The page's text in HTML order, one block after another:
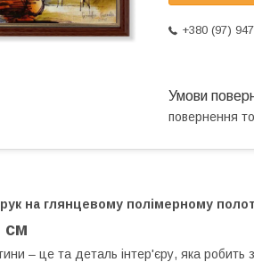
+380 (97)
повернення
на глянцевому полімерному
см
– це та деталь інтер'єру, яка